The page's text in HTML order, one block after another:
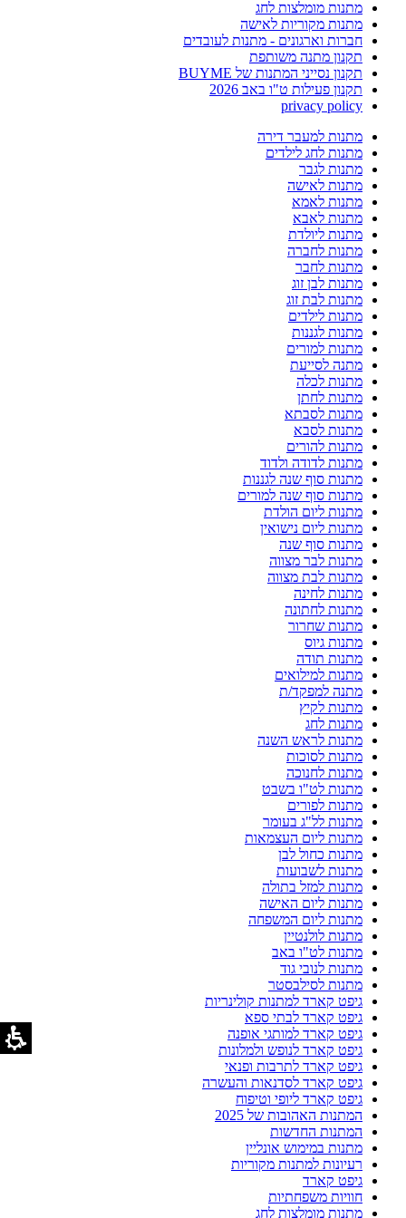
מתנות מומלצות לחג
מתנות מקוריות לאישה
חברות וארגונים - מתנות לעובדים
תקנון מתנה משותפת
תקנון נסייני המתנות של BUYME
תקנון פעילות ט"ו באב 2026
privacy policy
מתנות למעבר דירה
מתנות לחג לילדים
מתנות לגבר
מתנות לאישה
מתנות לאמא
מתנות לאבא
מתנות ליולדת
מתנות לחברה
מתנות לחבר
מתנות לבן זוג
מתנות לבת זוג
מתנות לילדים
מתנות לגננות
מתנות למורים
מתנה לסייעת
מתנות לכלה
מתנות לחתן
מתנות לסבתא
מתנות לסבא
מתנות להורים
מתנות לדודה ולדוד
מתנות סוף שנה לגננות
מתנות סוף שנה למורים
מתנות ליום הולדת
מתנות ליום נישואין
מתנות סוף שנה
מתנות לבר מצווה
מתנות לבת מצווה
מתנות לחינה
מתנות לחתונה
מתנות שחרור
מתנות גיוס
מתנות תודה
מתנות למילואים
מתנה למפקד/ת
מתנות לקיץ
מתנות לחג
מתנות לראש השנה
מתנות לסוכות
מתנות לחנוכה
מתנות לט"ו בשבט
מתנות לפורים
מתנות לל"ג בעומר
מתנות ליום העצמאות
מתנות כחול לבן
מתנות לשבועות
מתנות למזל בתולה
מתנות ליום האישה
מתנות ליום המשפחה
מתנות לולנטיין
מתנות לט"ו באב
מתנות לנובי גוד
מתנות לסילבסטר
גיפט קארד למתנות קולינריות
גיפט קארד לבתי ספא
גיפט קארד למותגי אופנה
גיפט קארד לנופש ולמלונות
גיפט קארד לתרבות ופנאי
גיפט קארד לסדנאות והעשרה
גיפט קארד ליופי וטיפוח
המתנות האהובות של 2025
המתנות החדשות
מתנות במימוש אונליין
רעיונות למתנות מקוריות
גיפט קארד
חוויות משפחתיות
מתנות מומלצות לחג